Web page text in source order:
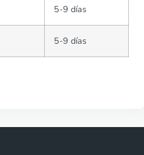
5-9 días
5-9 días